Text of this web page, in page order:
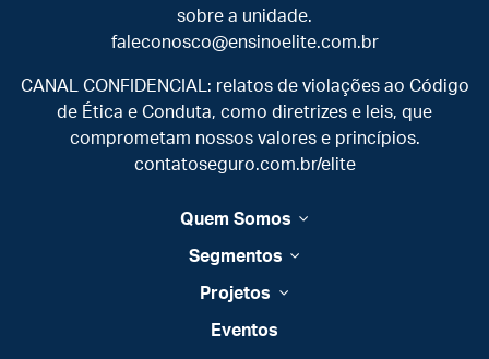
sobre a unidade.
faleconosco@ensinoelite.com.br
CANAL CONFIDENCIAL: relatos de violações ao Código
de Ética e Conduta, como diretrizes e leis, que
comprometam nossos valores e princípios.
contatoseguro.com.br/elite
Quem Somos
Segmentos
Projetos
Eventos